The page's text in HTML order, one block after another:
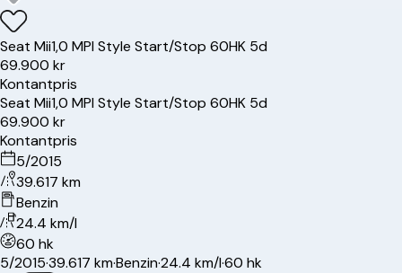
Seat Mii1,0 MPI Style Start/Stop 60HK 5d
69.900 kr
Kontantpris
Seat Mii1,0 MPI Style Start/Stop 60HK 5d
69.900 kr
Kontantpris
5/2015
39.617 km
Benzin
24.4 km/l
60 hk
5/2015·39.617 km·Benzin·24.4 km/l·60 hk